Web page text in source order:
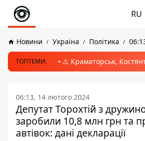
RU
Новини Україна Політика
ТОПТЕМИ: ⚠️ Краматорськ,
06:13, 14 лютого 2024
Депутат Торохтій з
заробили 10,8 млн грн та
автівок: дані декларації